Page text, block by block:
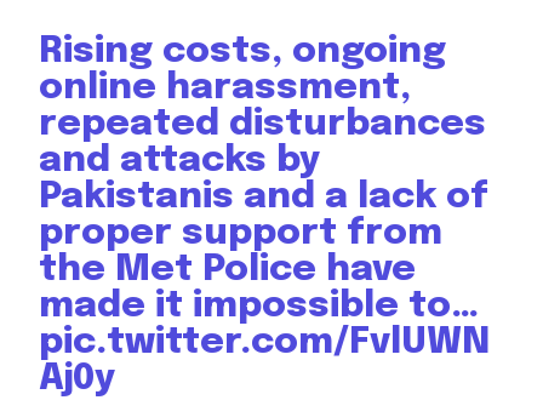
Rising costs, ongoing
online harassment,
repeated disturbances
and attacks by
Pakistanis and a lack of
proper support from
the Met Police have
made it impossible to…
pic.twitter.com/FvlUWN
Aj0y